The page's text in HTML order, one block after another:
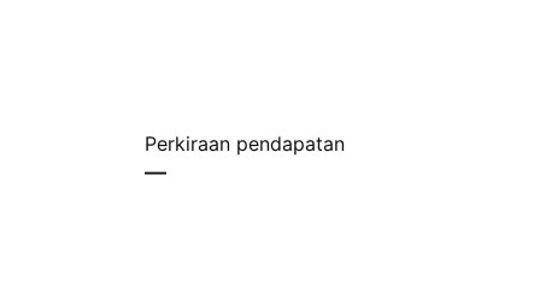
Perkiraan pendapatan
—